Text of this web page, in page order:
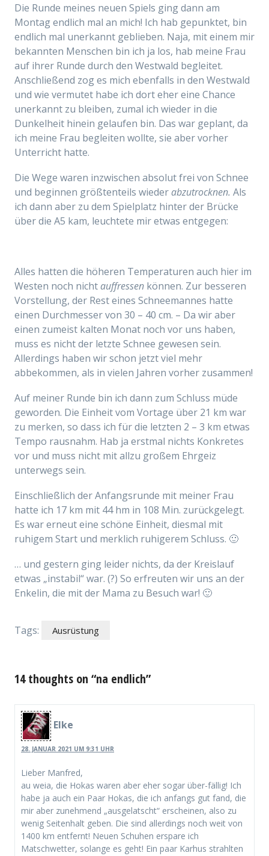
Die Runde meines neuen Spiels ging dann am
Montag endlich mal an mich! Ich hab gepunktet, bin
endlich mal unerkannt geblieben. Naja, mit einem mir
bekannten Menschen bin ich ja los, hab meine Frau
auf ihrer Runde durch den Westwald begleitet.
Anschließend zog es mich ebenfalls in den Westwald
und wie vermutet habe ich dort eher eine Chance
unerkannt zu bleiben, zumal ich wieder in die
Dunkelheit hinein gelaufen bin. Das war geplant, da
ich meine Frau begleiten wollte, sie aber vorher
Unterricht hatte.
Die Wege waren inzwischen absolut frei von Schnee
und beginnen größtenteils wiederabzutrocknen. Als
ich dann aber zu dem Spielplatz hinter der Brücke
über die A5 kam, leuchtete mir etwas entgegen:
Alles hatten die höheren Temperaturen auch hier im
Westen noch nichtauffressen können. Zur besseren
Vorstellung, der Rest eines Schneemannes hatte
einen Durchmesser von 30 – 40 cm. – Da wir aber
einen zumeist kalten Monat noch vor uns haben,
muss es nicht der letzte Schnee gewesen sein.
Allerdings haben wir schon jetzt viel mehr
abbekommen, als in vielen Jahren vorher zusammen!
Auf meiner Runde bin ich dann zum Schluss müde
geworden. Die Einheit vom Vortage über 21 km war
zu merken, so dass ich für die letzten 2 – 3 km etwas
Tempo rausnahm. Hab ja erstmal nichts Konkretes
vor und muss nicht mit allzu großem Ehrgeiz
unterwegs sein.
Einschließlich der Anfangsrunde mit meiner Frau
hatte ich 17 km mit 44 hm in 108 Min. zurückgelegt.
Es war erneut eine schöne Einheit, diesmal mit
ruhigem Start und merklich ruhigerem Schluss. 🙂
… und gestern ging leider nichts, da der Kreislauf
etwas „instabil“ war. (?) So erfreuten wir uns an der
Enkelin, die mit der Mama zu Besuch war! 🙂
Tags: Ausrüstung
14 thoughts on “na endlich”
Elke
28. JANUAR 2021 UM 9:31 UHR
Lieber Manfred,
au weia, die Hokas waren aber eher sogar über-fällig! Ich
habe ja auch ein Paar Hokas, die ich anfangs gut fand, die
mir aber zunehmend „ausgelatscht“ erscheinen, also zu
wenig Seitenhalt geben. Die sind allerdings noch weit von
1400 km entfernt! Neuen Schuhen erspare ich
Matschwetter, solange es geht! Ein paar Karhus strahlten